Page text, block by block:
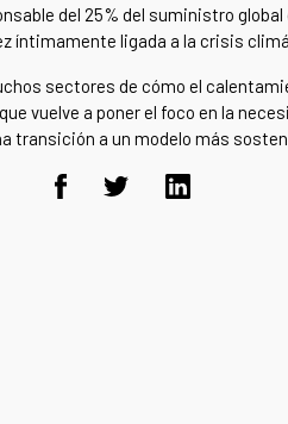
del 25% del suministro
íntimamente ligada a la crisis
sectores de cómo el
vuelve a poner el foco en la
transición a un modelo más